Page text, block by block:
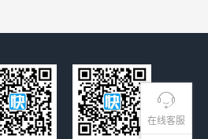
在线客服